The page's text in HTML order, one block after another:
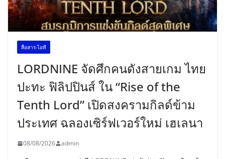
สื่อสาร-ไอที
LORDNINE จัดศึกคนดังสายเกม ไทย
ปะทะ ฟิลิปปินส์ ใน “Rise of the
Tenth Lord” เปิดสงครามกิลด์ข้าม
ประเทศ ฉลองเซิร์ฟเวอร์ใหม่ เฮเลนา
08/08/2026 admin